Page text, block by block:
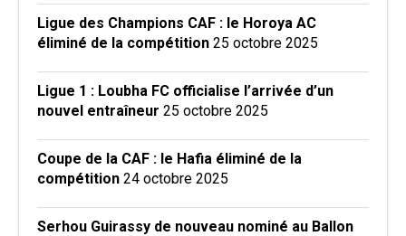
Ligue des Champions CAF : le Horoya AC
éliminé de la compétition 25 octobre 2025
Ligue 1 : Loubha FC officialise l’arrivée d’un
nouvel entraîneur 25 octobre 2025
Coupe de la CAF : le Hafia éliminé de la
compétition 24 octobre 2025
Serhou Guirassy de nouveau nominé au Ballon